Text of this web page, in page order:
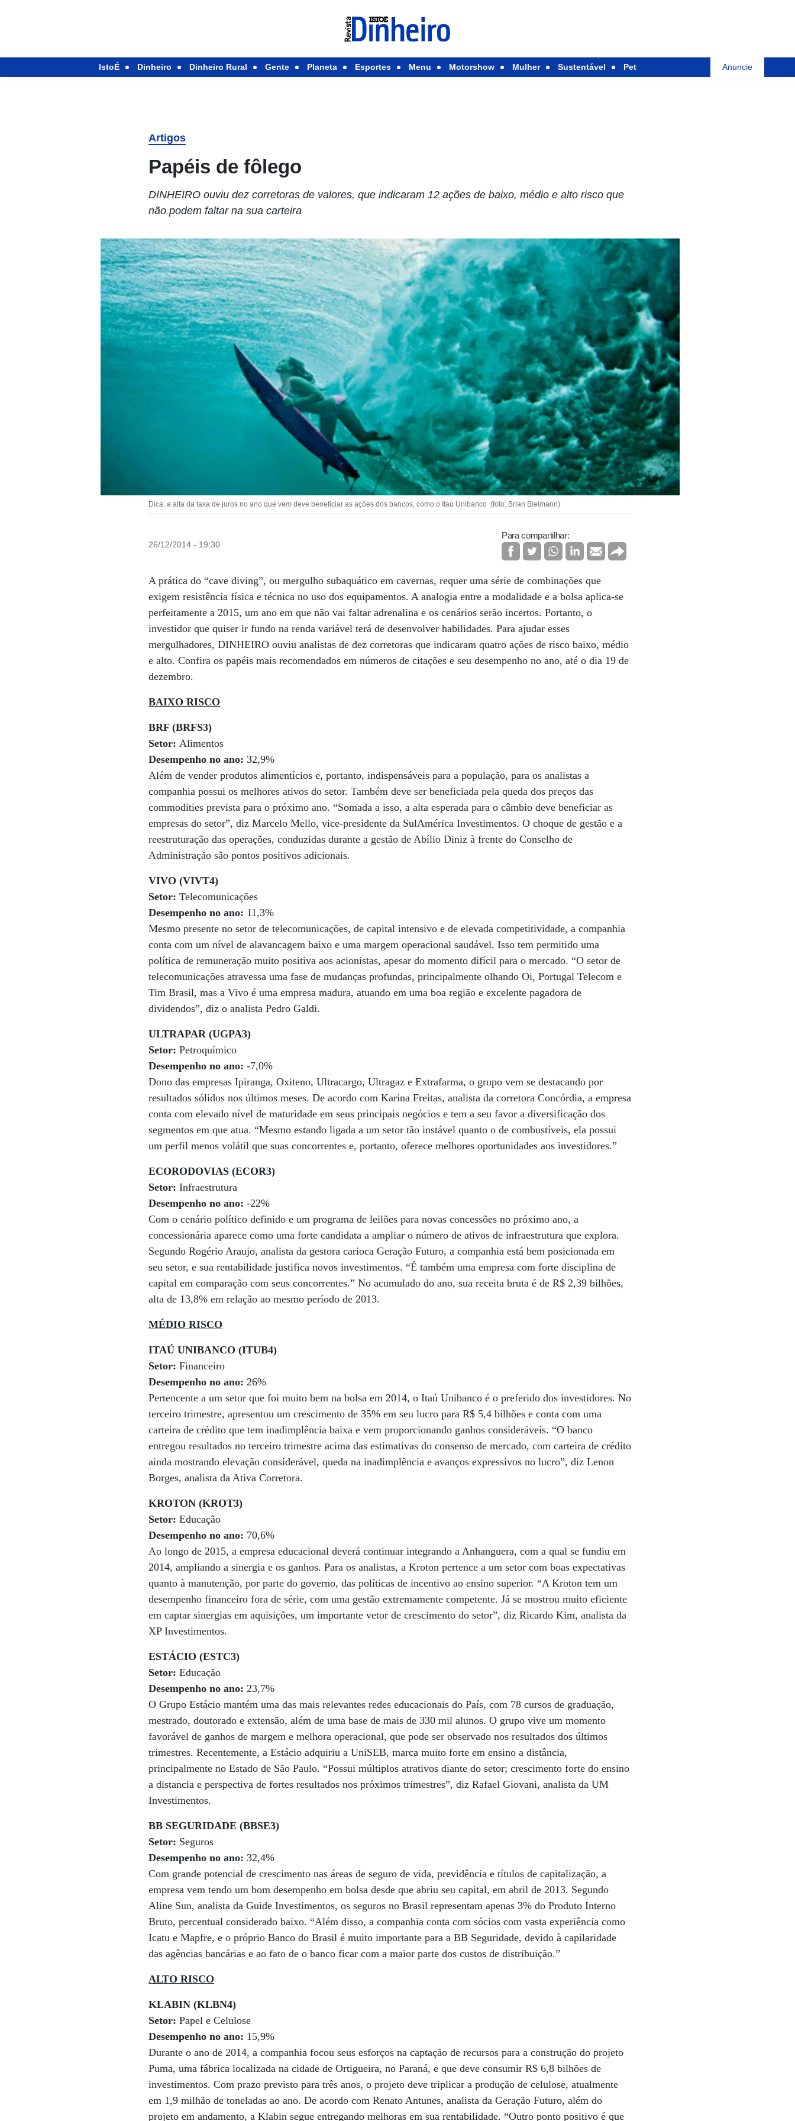
IstoÉ Dinheiro Dinheiro Rural Gente Planeta Esportes Menu Motorshow Mulher Sustentável Pet Anuncie
Artigos
Papéis de fôlego
DINHEIRO ouviu dez corretoras de valores, que indicaram 12 ações de baixo, médio e alto risco que
não podem faltar na sua carteira
Dica: a alta da taxa de juros no ano que vem deve beneficiar as ações dos bancos, como o Itaú Unibanco (foto: Brian Bielmann)
26/12/2014 - 19:30
Para compartilhar:
A prática do “cave diving”, ou mergulho subaquático em cavernas, requer uma série de combinações que
exigem resistência física e técnica no uso dos equipamentos. A analogia entre a modalidade e a bolsa aplica-se
perfeitamente a 2015, um ano em que não vai faltar adrenalina e os cenários serão incertos. Portanto, o
investidor que quiser ir fundo na renda variável terá de desenvolver habilidades. Para ajudar esses
mergulhadores, DINHEIRO ouviu analistas de dez corretoras que indicaram quatro ações de risco baixo, médio
e alto. Confira os papéis mais recomendados em números de citações e seu desempenho no ano, até o dia 19 de
dezembro.
BAIXO RISCO
BRF (BRFS3)
Setor:Alimentos
Desempenho no ano:32,9%
Além de vender produtos alimentícios e, portanto, indispensáveis para a população, para os analistas a
companhia possui os melhores ativos do setor. Também deve ser beneficiada pela queda dos preços das
commodities prevista para o próximo ano. “Somada a isso, a alta esperada para o câmbio deve beneficiar as
empresas do setor”, diz Marcelo Mello, vice-presidente da SulAmérica Investimentos. O choque de gestão e a
reestruturação das operações, conduzidas durante a gestão de Abílio Diniz à frente do Conselho de
Administração são pontos positivos adicionais.
VIVO (VIVT4)
Setor:Telecomunicações
Desempenho no ano: 11,3%
Mesmo presente no setor de telecomunicações, de capital intensivo e de elevada competitividade, a companhia
conta com um nível de alavancagem baixo e uma margem operacional saudável. Isso tem permitido uma
política de remuneração muito positiva aos acionistas, apesar do momento difícil para o mercado. “O setor de
telecomunicações atravessa uma fase de mudanças profundas, principalmente olhando Oi, Portugal Telecom e
Tim Brasil, mas a Vivo é uma empresa madura, atuando em uma boa região e excelente pagadora de
dividendos”, diz o analista Pedro Galdi.
ULTRAPAR (UGPA3)
Setor: Petroquímico
Desempenho no ano: -7,0%
Dono das empresas Ipiranga, Oxiteno, Ultracargo, Ultragaz e Extrafarma, o grupo vem se destacando por
resultados sólidos nos últimos meses. De acordo com Karina Freitas, analista da corretora Concórdia, a empresa
conta com elevado nível de maturidade em seus principais negócios e tem a seu favor a diversificação dos
segmentos em que atua. “Mesmo estando ligada a um setor tão instável quanto o de combustíveis, ela possui
um perfil menos volátil que suas concorrentes e, portanto, oferece melhores oportunidades aos investidores.”
ECORODOVIAS (ECOR3)
Setor:Infraestrutura
Desempenho no ano:-22%
Com o cenário político definido e um programa de leilões para novas concessões no próximo ano, a
concessionária aparece como uma forte candidata a ampliar o número de ativos de infraestrutura que explora.
Segundo Rogério Araujo, analista da gestora carioca Geração Futuro, a companhia está bem posicionada em
seu setor, e sua rentabilidade justifica novos investimentos. “É também uma empresa com forte disciplina de
capital em comparação com seus concorrentes.” No acumulado do ano, sua receita bruta é de R$ 2,39 bilhões,
alta de 13,8% em relação ao mesmo período de 2013.
MÉDIO RISCO
ITAÚ UNIBANCO (ITUB4)
Setor: Financeiro
Desempenho no ano: 26%
Pertencente a um setor que foi muito bem na bolsa em 2014, o Itaú Unibanco é o preferido dos investidores. No
terceiro trimestre, apresentou um crescimento de 35% em seu lucro para R$ 5,4 bilhões e conta com uma
carteira de crédito que tem inadimplência baixa e vem proporcionando ganhos consideráveis. “O banco
entregou resultados no terceiro trimestre acima das estimativas do consenso de mercado, com carteira de crédito
ainda mostrando elevação considerável, queda na inadimplência e avanços expressivos no lucro”, diz Lenon
Borges, analista da Ativa Corretora.
KROTON (KROT3)
Setor: Educação
Desempenho no ano: 70,6%
Ao longo de 2015, a empresa educacional deverá continuar integrando a Anhanguera, com a qual se fundiu em
2014, ampliando a sinergia e os ganhos. Para os analistas, a Kroton pertence a um setor com boas expectativas
quanto à manutenção, por parte do governo, das políticas de incentivo ao ensino superior. “A Kroton tem um
desempenho financeiro fora de série, com uma gestão extremamente competente. Já se mostrou muito eficiente
em captar sinergias em aquisições, um importante vetor de crescimento do setor”, diz Ricardo Kim, analista da
XP Investimentos.
ESTÁCIO (ESTC3)
Setor:Educação
Desempenho no ano: 23,7%
O Grupo Estácio mantém uma das mais relevantes redes educacionais do País, com 78 cursos de graduação,
mestrado, doutorado e extensão, além de uma base de mais de 330 mil alunos. O grupo vive um momento
favorável de ganhos de margem e melhora operacional, que pode ser observado nos resultados dos últimos
trimestres. Recentemente, a Estácio adquiriu a UniSEB, marca muito forte em ensino a distância,
principalmente no Estado de São Paulo. “Possui múltiplos atrativos diante do setor; crescimento forte do ensino
a distancia e perspectiva de fortes resultados nos próximos trimestres”, diz Rafael Giovani, analista da UM
Investimentos.
BB SEGURIDADE (BBSE3)
Setor: Seguros
Desempenho no ano:32,4%
Com grande potencial de crescimento nas áreas de seguro de vida, previdência e títulos de capitalização, a
empresa vem tendo um bom desempenho em bolsa desde que abriu seu capital, em abril de 2013. Segundo
Aline Sun, analista da Guide Investimentos, os seguros no Brasil representam apenas 3% do Produto Interno
Bruto, percentual considerado baixo. “Além disso, a companhia conta com sócios com vasta experiência como
Icatu e Mapfre, e o próprio Banco do Brasil é muito importante para a BB Seguridade, devido à capilaridade
das agências bancárias e ao fato de o banco ficar com a maior parte dos custos de distribuição.”
ALTO RISCO
KLABIN (KLBN4)
Setor: Papel e Celulose
Desempenho no ano: 15,9%
Durante o ano de 2014, a companhia focou seus esforços na captação de recursos para a construção do projeto
Puma, uma fábrica localizada na cidade de Ortigueira, no Paraná, e que deve consumir R$ 6,8 bilhões de
investimentos. Com prazo previsto para três anos, o projeto deve triplicar a produção de celulose, atualmente
em 1,9 milhão de toneladas ao ano. De acordo com Renato Antunes, analista da Geração Futuro, além do
projeto em andamento, a Klabin segue entregando melhoras em sua rentabilidade. “Outro ponto positivo é que